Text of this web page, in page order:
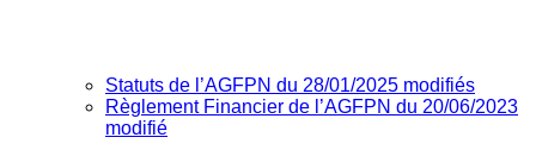
Statuts de l’AGFPN du 28/01/2025 modifiés
Règlement Financier de l’AGFPN du 20/06/2023
modifié